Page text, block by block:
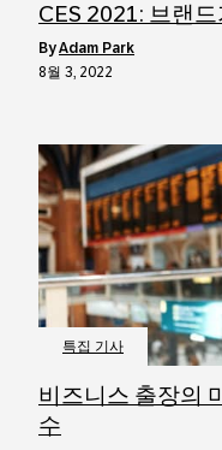
CES 2021: 브랜
byAdam Park
8월 3, 2022
특집 기사
비즈니스 출장의
수